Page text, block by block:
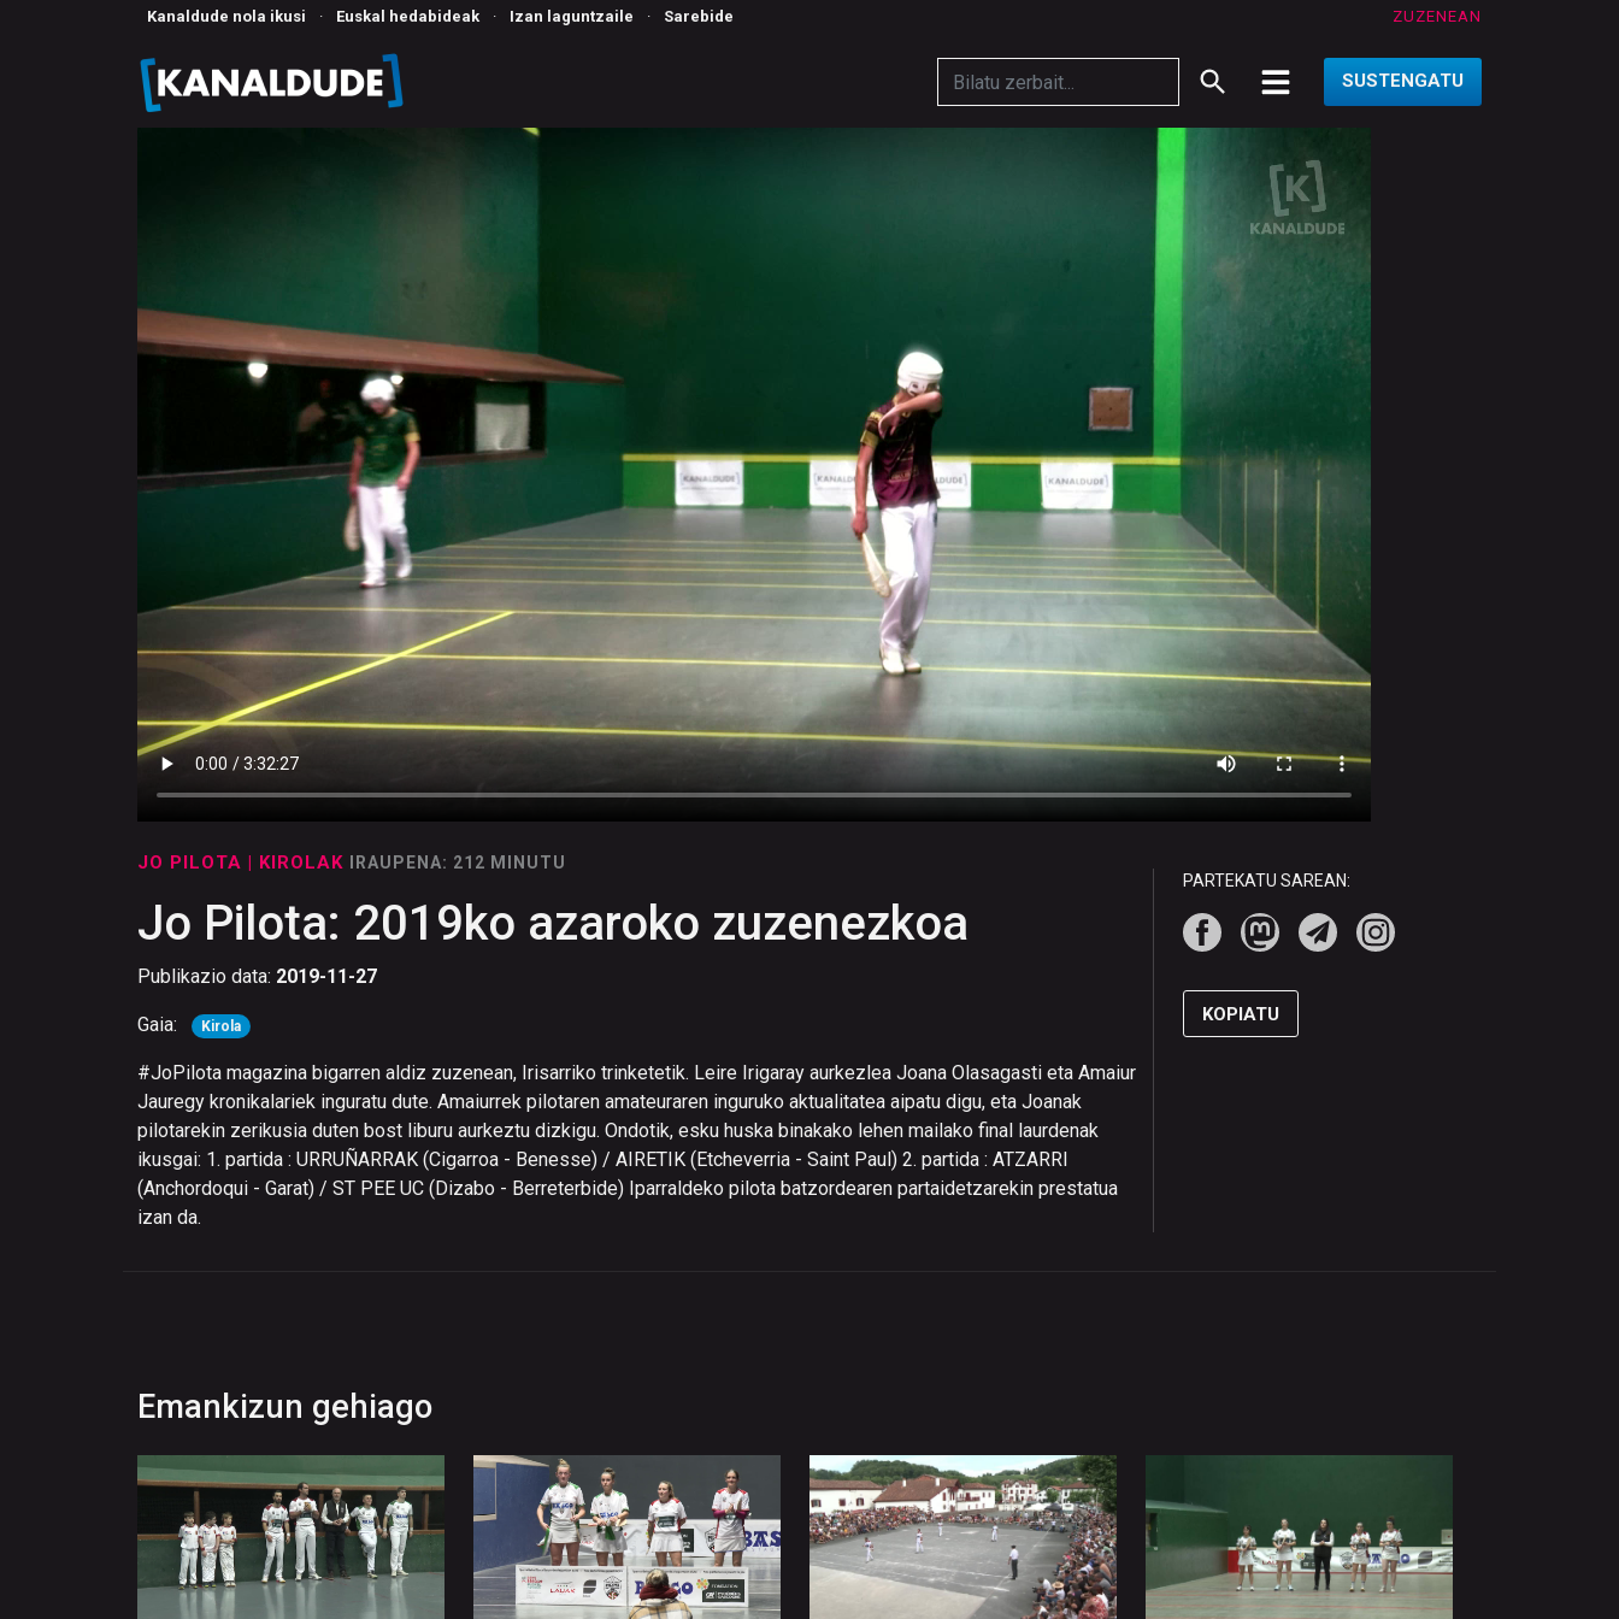
Kanaldude nola ikusi · Euskal hedabideak · Izan laguntzaile · Sarebide ZUZENEAN
SUSTENGATU
JO PILOTA | KIROLAK IRAUPENA: 212 MINUTU
Jo Pilota: 2019ko azaroko zuzenezkoa
Publikazio data: 2019-11-27
Gaia: Kirola
#JoPilota magazina bigarren aldiz zuzenean, Irisarriko trinketetik. Leire Irigaray aurkezlea Joana Olasagasti eta Amaiur
Jauregy kronikalariek inguratu dute. Amaiurrek pilotaren amateuraren inguruko aktualitatea aipatu digu, eta Joanak
pilotarekin zerikusia duten bost liburu aurkeztu dizkigu. Ondotik, esku huska binakako lehen mailako final laurdenak
ikusgai: 1. partida : URRUÑARRAK (Cigarroa - Benesse) / AIRETIK (Etcheverria - Saint Paul) 2. partida : ATZARRI
(Anchordoqui - Garat) / ST PEE UC (Dizabo - Berreterbide) Iparraldeko pilota batzordearen partaidetzarekin prestatua
izan da.
PARTEKATU SAREAN:
KOPIATU
Emankizun gehiago